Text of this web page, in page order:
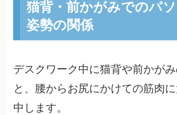
猫背・前かがみでのパ
姿勢の関係
デスクワーク中に猫背や前かがみ
と、腰からお尻にかけての筋肉
中します。